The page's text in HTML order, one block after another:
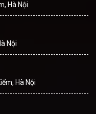
Hà Nội
Nội
Hà Nội